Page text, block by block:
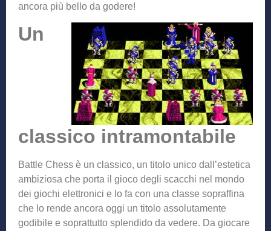
ancora più bello da godere!
Un
classico intramontabile
Battle Chess è un classico, un titolo unico dall’estetica
ambiziosa che porta il gioco degli scacchi nel mondo
dei giochi elettronici e lo fa con una classe sopraffina
che lo rende ancora oggi un titolo assolutamente
godibile e soprattutto splendido da vedere. Da giocare